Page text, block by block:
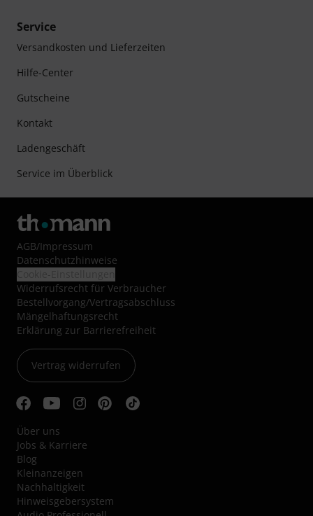
Service
Versandkosten und Lieferzeiten
Hilfe-Center
Gutscheine
Kontakt
Ladengeschäft
Service im Überblick
AGB/Impressum
Datenschutzhinweise
Widerrufsrecht für Verbraucher
Bestellvorgang/Vertragsabschluss
Mängelhaftungsrecht
Erklärung zur Barrierefreiheit
Vertrag widerrufen
Über uns
Jobs & Karriere
Blog
Kleinanzeigen
Nachhaltigkeit
Hinweisgebersystem